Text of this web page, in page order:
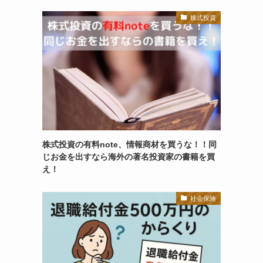
株式投資
株式投資の有料note、情報商材を買うな！！同
じお金を出すなら海外の著名投資家の書籍を買
え！
社会保険